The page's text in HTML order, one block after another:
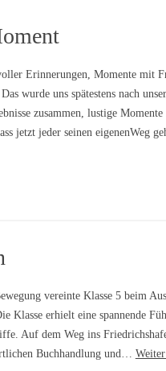
Erinnerungen, Momente mit
wurde uns spätestens nach
zusammen, lustige
jetzt jeder seinen eigenenWeg
vereinte Klasse 5 beim
Klasse erhielt eine spannende
Auf dem Weg ins
Buchhandlung und…